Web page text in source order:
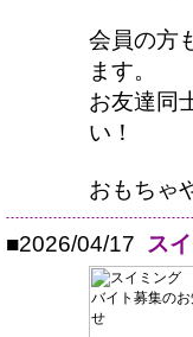
会員の方
ます。
お友達同
い！
おもちゃ
■2026/04/17 ス